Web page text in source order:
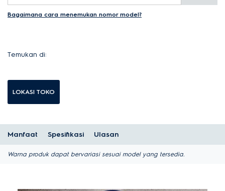
Bagaimana cara menemukan nomor model?
Temukan di:
LOKASI TOKO
Manfaat Spesifikasi Ulasan
Warna produk dapat bervariasi sesuai model yang tersedia.